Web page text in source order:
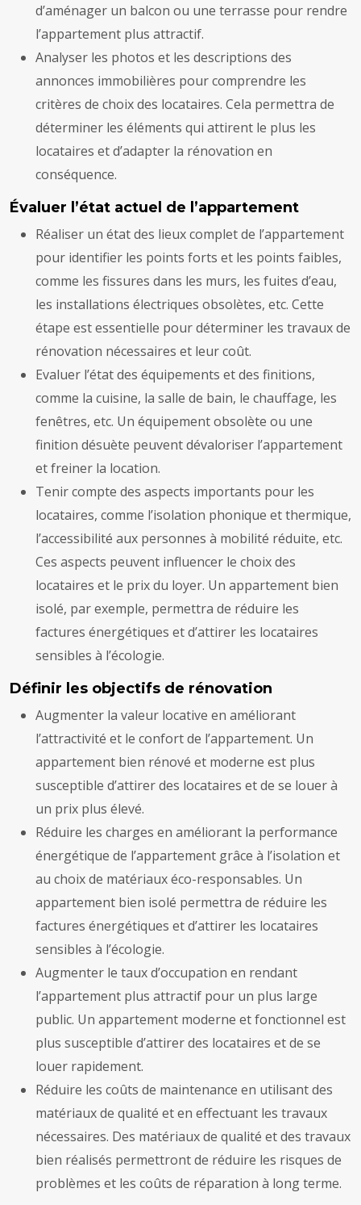
d’aménager un balcon ou une terrasse pour rendre
l’appartement plus attractif.
Analyser les photos et les descriptions des
annonces immobilières pour comprendre les
critères de choix des locataires. Cela permettra de
déterminer les éléments qui attirent le plus les
locataires et d’adapter la rénovation en
conséquence.
Évaluer l’état actuel de l’appartement
Réaliser un état des lieux complet de l’appartement
pour identifier les points forts et les points faibles,
comme les fissures dans les murs, les fuites d’eau,
les installations électriques obsolètes, etc. Cette
étape est essentielle pour déterminer les travaux de
rénovation nécessaires et leur coût.
Evaluer l’état des équipements et des finitions,
comme la cuisine, la salle de bain, le chauffage, les
fenêtres, etc. Un équipement obsolète ou une
finition désuète peuvent dévaloriser l’appartement
et freiner la location.
Tenir compte des aspects importants pour les
locataires, comme l’isolation phonique et thermique,
l’accessibilité aux personnes à mobilité réduite, etc.
Ces aspects peuvent influencer le choix des
locataires et le prix du loyer. Un appartement bien
isolé, par exemple, permettra de réduire les
factures énergétiques et d’attirer les locataires
sensibles à l’écologie.
Définir les objectifs de rénovation
Augmenter la valeur locative en améliorant
l’attractivité et le confort de l’appartement. Un
appartement bien rénové et moderne est plus
susceptible d’attirer des locataires et de se louer à
un prix plus élevé.
Réduire les charges en améliorant la performance
énergétique de l’appartement grâce à l’isolation et
au choix de matériaux éco-responsables. Un
appartement bien isolé permettra de réduire les
factures énergétiques et d’attirer les locataires
sensibles à l’écologie.
Augmenter le taux d’occupation en rendant
l’appartement plus attractif pour un plus large
public. Un appartement moderne et fonctionnel est
plus susceptible d’attirer des locataires et de se
louer rapidement.
Réduire les coûts de maintenance en utilisant des
matériaux de qualité et en effectuant les travaux
nécessaires. Des matériaux de qualité et des travaux
bien réalisés permettront de réduire les risques de
problèmes et les coûts de réparation à long terme.